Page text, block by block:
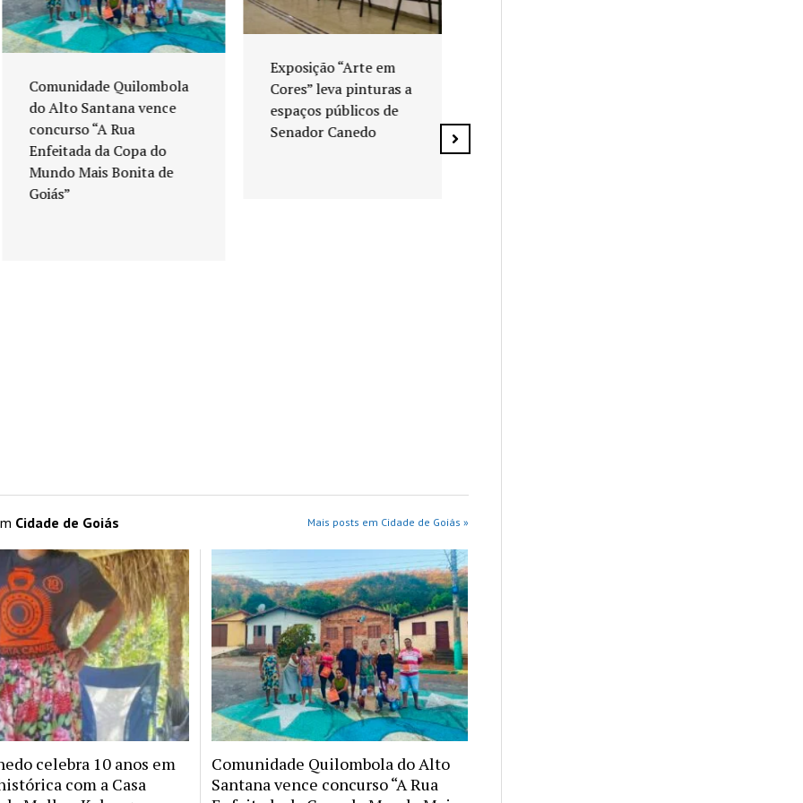
Comunidade Quilombola
do Alto Santana vence
concurso “A Rua
Enfeitada da Copa do
Mundo Mais Bonita de
Goiás”
Exposição “Arte em
Cores” leva pinturas a
espaços públicos de
Senador Canedo
Cidade de Goiás Mais posts em Cidade de Goiás »
celebra 10 anos em
com a Casa
Comunidade Quilombola do Alto
Santana vence concurso “A Rua